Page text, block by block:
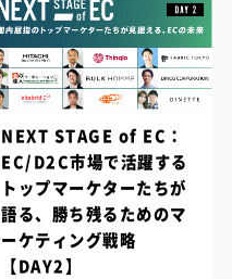
NEXT STAGE of EC：
EC/D2C市場で活躍する
トップマーケターたちが
語る、勝ち残るためのマ
ーケティング戦略
【DAY2】